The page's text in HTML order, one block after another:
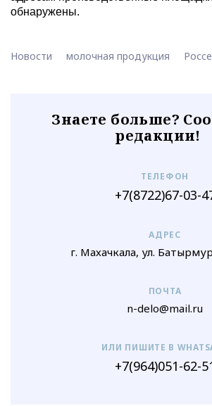
обнаружены.
Новости молочная продукция
Знаете больше?
редакции!
ТЕЛЕФОН
+7(8722)67-03-
АДРЕС
г. Махачкала, ул.
ПОЧТА
n-delo@mail.ru
ИЛИ ПИШИТЕ В
+7(964)051-62-